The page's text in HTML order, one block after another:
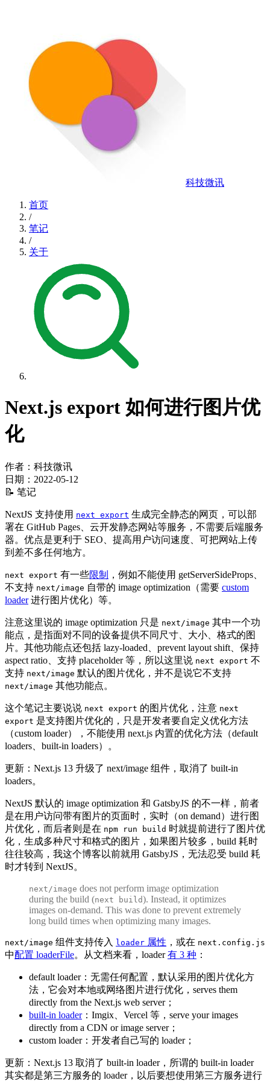
科技微讯
首页
/
笔记
/
关于
Next.js export 如何进行图片优
化
作者：科技微讯
日期： 2022-05-12
📝 笔记
NextJS 支持使用 next export 生成完全静态的网页，可以部
署在 GitHub Pages、云开发静态网站等服务，不需要后端服务
器。优点是更利于 SEO、提高用户访问速度、可把网站上传
到差不多任何地方。
next export 有一些限制
，例如不能使用 getServerSideProps、
不支持 next/image 自带的 image optimization（需要 custom
loader进行图片优化）等。
注意这里说的 image optimization 只是 next/image 其中一个功
能点，是指面对不同的设备提供不同尺寸、大小、格式的图
片。其他功能点还包括 lazy-loaded、prevent layout shift、保持
aspect ratio、支持 placeholder 等，所以这里说 next export 不
支持 next/image 默认的图片优化，并不是说它不支持
next/image 其他功能点。
这个笔记主要说说 next export 的图片优化，注意 next
export 是支持图片优化的，只是开发者要自定义优化方法
（custom loader），不能使用 next.js 内置的优化方法（default
loaders、built-in loaders）。
更新：Next.js 13 升级了 next/image 组件，取消了 built-in
loaders。
NextJS 默认的 image optimization 和 GatsbyJS 的不一样，前者
是在用户访问带有图片的页面时，实时（on demand）进行图
片优化，而后者则是在 npm run build 时就提前进行了图片优
化，生成多种尺寸和格式的图片，如果图片较多，build 耗时
往往较高，我这个博客以前就用 GatsbyJS，无法忍受 build 耗
时才转到 NextJS。
next/image does not perform image optimization
during the build (next build). Instead, it optimizes
images on-demand. This was done to prevent extremely
long build times when optimizing many images.
next/image 组件支持传入 loader 属性 ，或在 next.config.js
中配置 loaderFile。从文档来看，loader有 3 种 ：
default loader：无需任何配置，默认采用的图片优化方
法，它会对本地或网络图片进行优化，serves them
directly from the Next.js web server；
built-in loader：Imgix、Vercel 等，serve your images
directly from a CDN or image server；
custom loader：开发者自己写的 loader；
更新：Next.js 13 取消了 built-in loader，所谓的 built-in loader
其实都是第三方服务的 loader，以后要想使用第三方服务进行